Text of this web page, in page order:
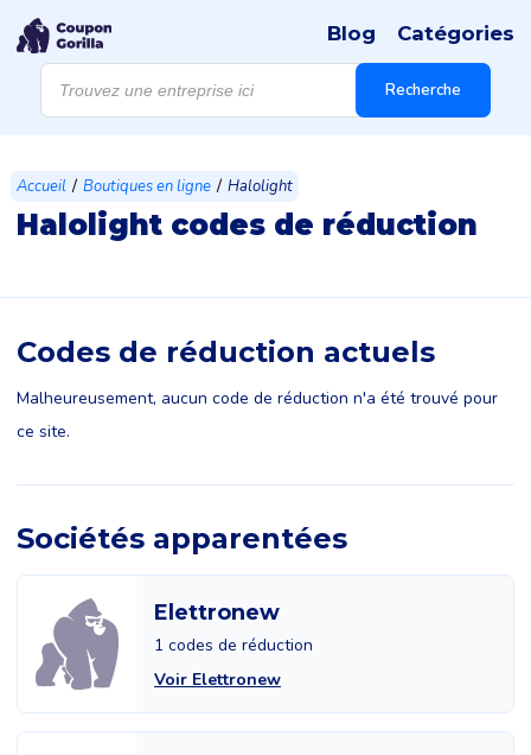
Recherche
produits
Recherche
Blog Catégories
Accueil / Boutiques en ligne / Halolight
Halolight codes de réduction
Codes de réduction actuels
Malheureusement, aucun code de réduction n'a été trouvé pour
ce site.
Sociétés apparentées
Elettronew
1 codes de réduction
Voir Elettronew